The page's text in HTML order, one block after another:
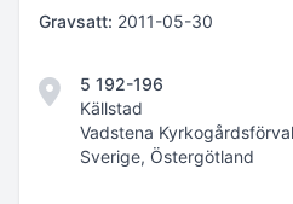
Gravsatt: 2011-05-30
5 192-196
Källstad
Vadstena
Sverige, Östergötland